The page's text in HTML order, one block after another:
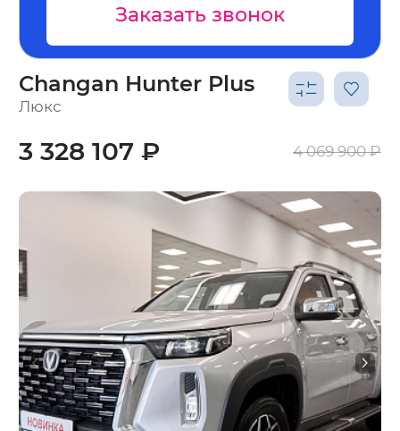
Заказать звонок
Changan Hunter Plus
Люкс
3 328 107 ₽ 4 069 900 ₽